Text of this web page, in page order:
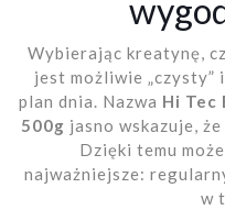
Wybierając kreatynę,
jest możliwie „czysty”
plan dnia. Nazwa Hi Tec
500g jasno wskazuje,
Dzięki temu
najważniejsze:
w